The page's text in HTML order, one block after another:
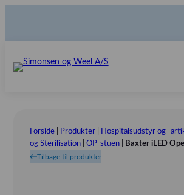
Teknisk Service
Retur-, Reklamations- og
Reparationsformular
Kontakt os
Send ordination
Vores Værdier
Forside| Produkter| Hospitalsudstyr og -
og Sterilisation| OP-stuen| Baxter iLED
Tilbage til produkter